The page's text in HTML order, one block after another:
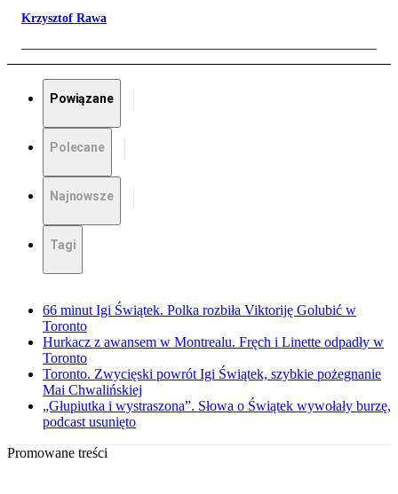
Krzysztof Rawa
Powiązane
Polecane
Najnowsze
Tagi
66 minut Igi Świątek. Polka rozbiła Viktoriję Golubić w
Toronto
Hurkacz z awansem w Montrealu. Fręch i Linette odpadły w
Toronto
Toronto. Zwycięski powrót Igi Świątek, szybkie pożegnanie
Mai Chwalińskiej
„Głupiutka i wystraszona”. Słowa o Świątek wywołały burzę,
podcast usunięto
Promowane treści